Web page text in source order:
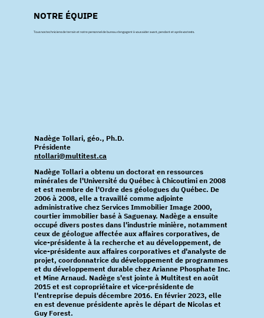
NOTRE ÉQUIPE
Tous nos techniciens de terrain et notre personnel de bureau s'engagent à vous aider avant, pendant et après vos tests.
Nadège Tollari, géo., Ph.D.
Présidente
ntollari@multitest.ca
Nadège Tollari a obtenu un doctorat en ressources
minérales de l'Université du Québec à Chicoutimi en 2008
et est membre de l'Ordre des géologues du Québec. De
2006 à 2008, elle a travaillé comme adjointe
administrative chez Services Immobilier Image 2000,
courtier immobilier basé à Saguenay. Nadège a ensuite
occupé divers postes dans l'industrie minière, notamment
ceux de géologue affectée aux affaires corporatives, de
vice-présidente à la recherche et au développement, de
vice-présidente aux affaires corporatives et d'analyste de
projet, coordonnatrice du développement de programmes
et du développement durable chez Arianne Phosphate Inc.
et Mine Arnaud. Nadège s'est jointe à Multitest en août
2015 et est copropriétaire et vice-présidente de
l'entreprise depuis décembre 2016. En février 2023, elle
en est devenue présidente après le départ de Nicolas et
Guy Forest.